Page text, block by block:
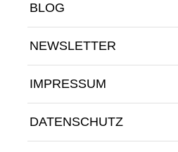
BLOG
NEWSLETTER
IMPRESSUM
DATENSCHUTZ